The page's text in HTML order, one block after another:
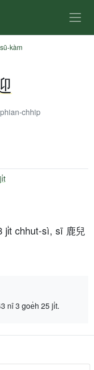
kàm
phian-chhip
ji̍t chhut-sì, sī 鹿兒
nî 3 goe̍h 25 ji̍t.